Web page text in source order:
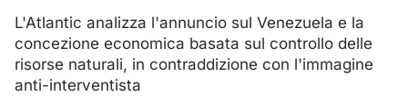
L'Atlantic analizza l'annuncio sul Venezuela e la
concezione economica basata sul controllo delle
risorse naturali, in contraddizione con l'immagine
anti-interventista